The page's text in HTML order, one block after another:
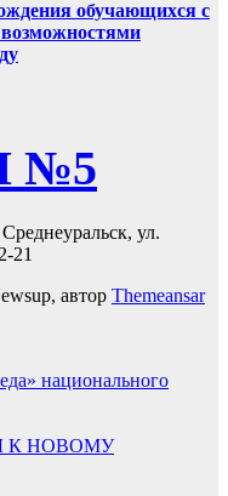
обучающихся с
№5
ул.
21
автор Themeansar
национального
К НОВОМУ